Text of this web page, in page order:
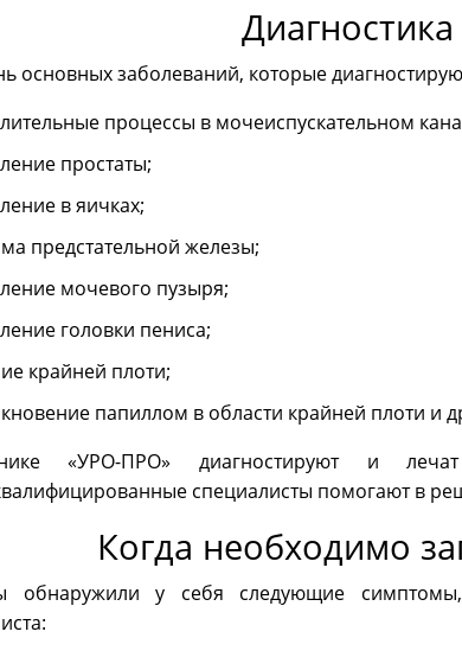
основных заболеваний, которые
процессы в мочеиспускательном
простаты;
в яичках;
предстательной железы;
мочевого пузыря;
головки пениса;
крайней плоти;
папиллом в области крайней плоти и
«УРО-ПРО» диагностируют и
специалисты помогают в
Когда необходимо
обнаружили у себя следующие симптомы,